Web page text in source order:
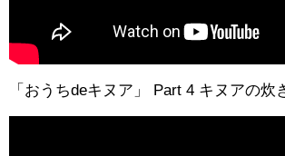
「おうちdeキヌア」 Part 4 キヌアの炊